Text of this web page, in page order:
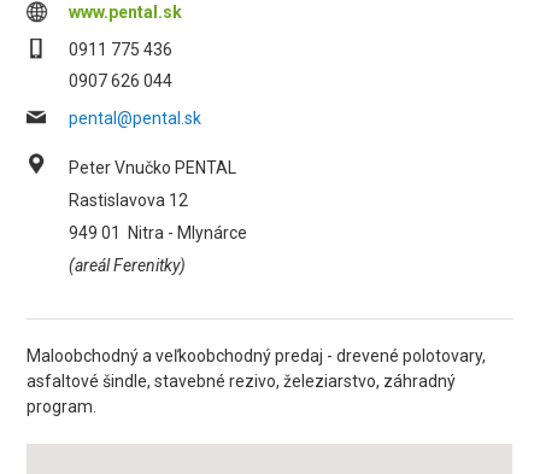
www.pental.sk
0911 775 436
0907 626 044
pental@pental.sk
Peter Vnučko PENTAL
Rastislavova 12
949 01
Nitra - Mlynárce
(areál Ferenitky)
Maloobchodný a veľkoobchodný predaj - drevené polotovary,
asfaltové šindle, stavebné rezivo, železiarstvo, záhradný
program.